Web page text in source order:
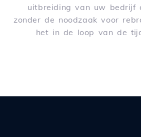
uitbreiding van uw bedrijf
zonder de noodzaak voor
het in de loop van de